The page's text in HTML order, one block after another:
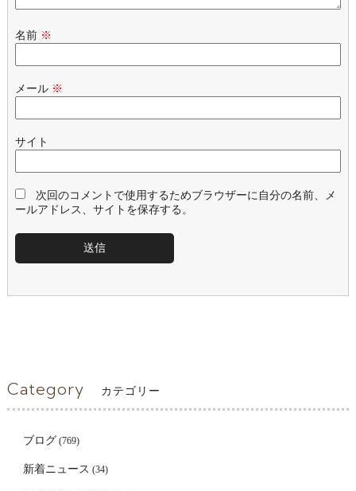
名前 ※
メール ※
サイト
次回のコメントで使用するためブラウザーに自分の名前、メ
ールアドレス、サイトを保存する。
Category カテゴリー
ブログ (769)
新着ニュース (34)